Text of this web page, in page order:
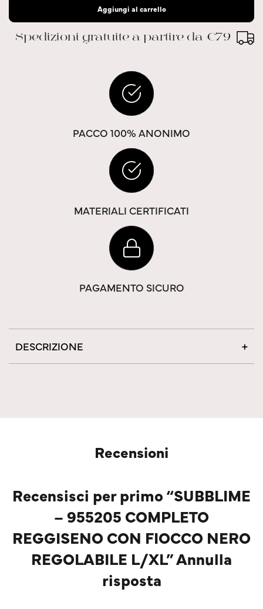
Aggiungi al carrello
Spedizioni gratuite a partire da €79
PACCO 100% ANONIMO
MATERIALI CERTIFICATI
PAGAMENTO SICURO
DESCRIZIONE
Recensioni
Recensisci per primo “SUBBLIME
– 955205 COMPLETO
REGGISENO CON FIOCCO NERO
REGOLABILE L/XL” Annulla
risposta